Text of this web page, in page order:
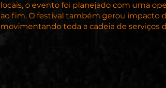
locais, o evento foi planejado com uma
ao fim. O festival também gerou impacto
movimentando toda a cadeia de serviços